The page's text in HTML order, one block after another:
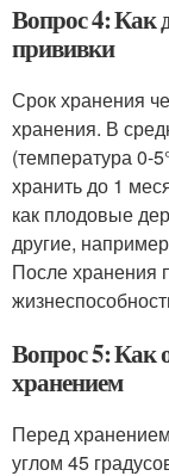
Вопрос 4: Как
прививки
Срок хранения
хранения. В
(температура 0-
хранить до 1
как плодовые
другие,
После хранения
Вопрос 5: Как
хранением
Перед
углом 45